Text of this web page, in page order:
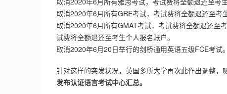
取消2020年6月所有GRE考试，考试费将全额退还至考
取消2020年6月所有GMAT考试，考试费将全额退还至
试费将全额退还至考生个人报名账户。
取消2020年6月20日举行的剑桥通用英语五级FCE考试。
针对这样的突发状况，英国多所大学再次此作出调整，
发布认证语言考试中心汇总。